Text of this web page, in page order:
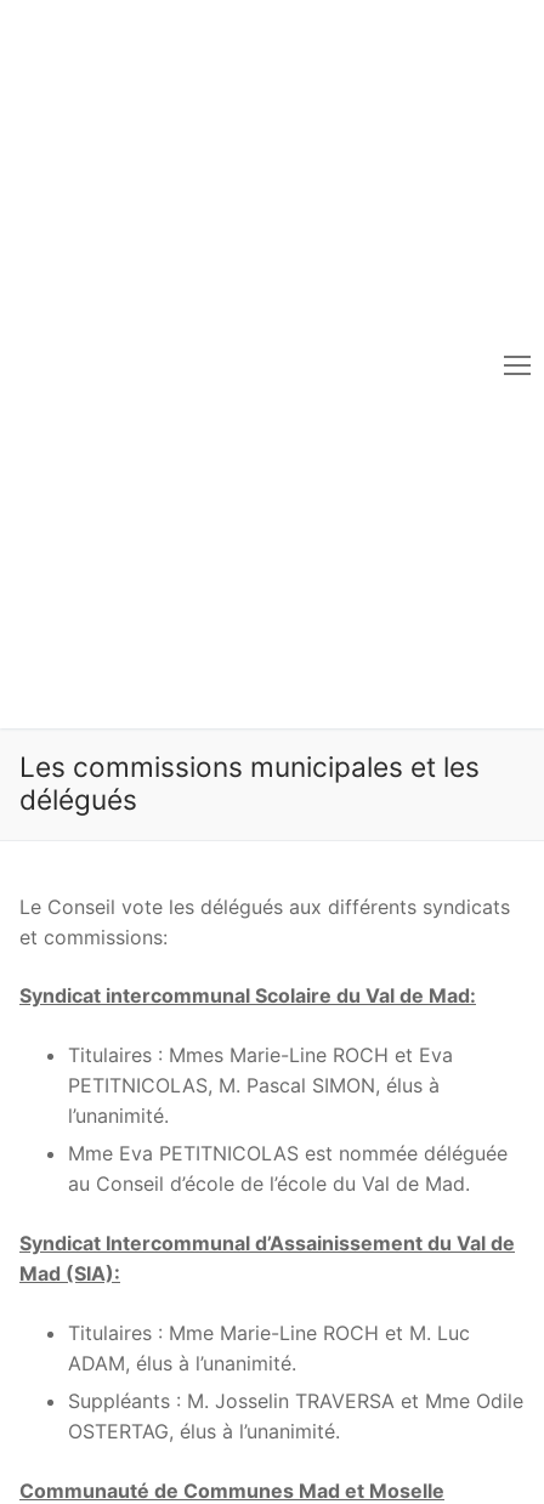
Les commissions municipales et les
délégués
Le Conseil vote les délégués aux différents syndicats
et commissions:
Syndicat intercommunal Scolaire du Val de Mad:
Titulaires : Mmes Marie-Line ROCH et Eva
PETITNICOLAS, M. Pascal SIMON, élus à
l’unanimité.
Mme Eva PETITNICOLAS est nommée déléguée
au Conseil d’école de l’école du Val de Mad.
Syndicat Intercommunal d’Assainissement du Val de
Mad (SIA):
Titulaires : Mme Marie-Line ROCH et M. Luc
ADAM, élus à l’unanimité.
Suppléants : M. Josselin TRAVERSA et Mme Odile
OSTERTAG, élus à l’unanimité.
Communauté de Communes Mad et Moselle